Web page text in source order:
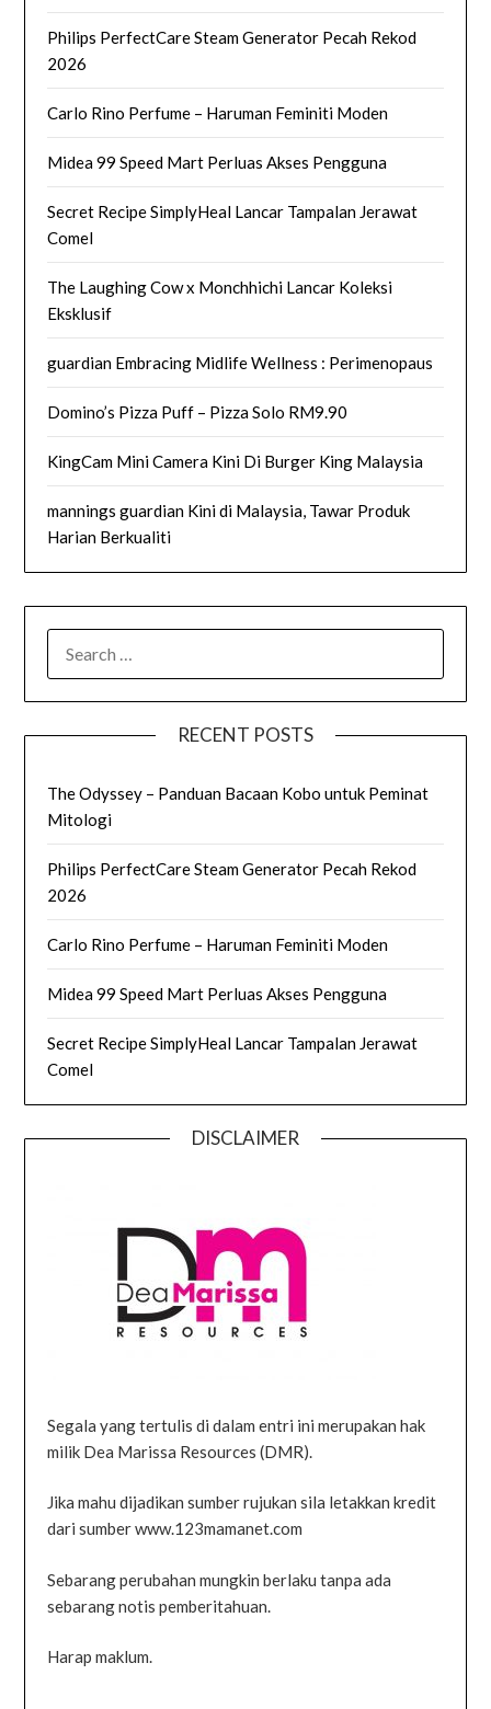
Philips PerfectCare Steam Generator Pecah Rekod
2026
Carlo Rino Perfume – Haruman Feminiti Moden
Midea 99 Speed Mart Perluas Akses Pengguna
Secret Recipe SimplyHeal Lancar Tampalan Jerawat
Comel
The Laughing Cow x Monchhichi Lancar Koleksi
Eksklusif
guardian Embracing Midlife Wellness : Perimenopaus
Domino’s Pizza Puff – Pizza Solo RM9.90
KingCam Mini Camera Kini Di Burger King Malaysia
mannings guardian Kini di Malaysia, Tawar Produk
Harian Berkualiti
RECENT POSTS
The Odyssey – Panduan Bacaan Kobo untuk Peminat
Mitologi
Philips PerfectCare Steam Generator Pecah Rekod
2026
Carlo Rino Perfume – Haruman Feminiti Moden
Midea 99 Speed Mart Perluas Akses Pengguna
Secret Recipe SimplyHeal Lancar Tampalan Jerawat
Comel
DISCLAIMER
Segala yang tertulis di dalam entri ini merupakan hak
milik Dea Marissa Resources (DMR).
Jika mahu dijadikan sumber rujukan sila letakkan kredit
dari sumber www.123mamanet.com
Sebarang perubahan mungkin berlaku tanpa ada
sebarang notis pemberitahuan.
Harap maklum.